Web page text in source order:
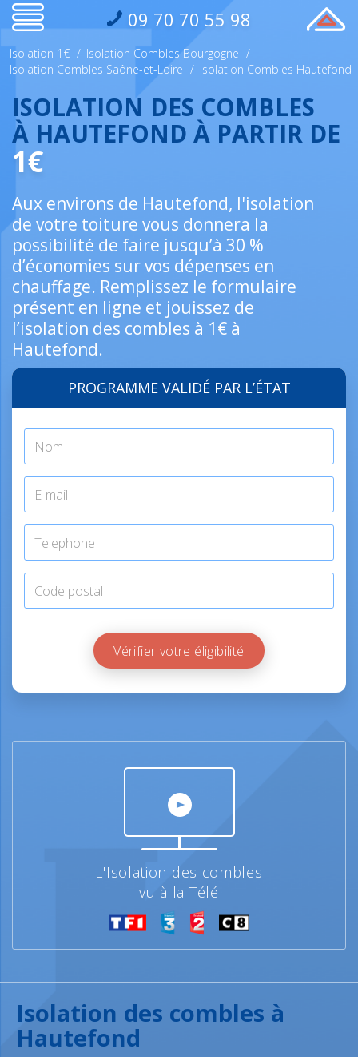
09 70 70 55 98
Isolation 1€ / Isolation Combles Bourgogne /
Isolation Combles Saône-et-Loire / Isolation Combles Hautefond
ISOLATION DES COMBLES
À HAUTEFOND À PARTIR DE
1€
Aux environs de Hautefond, l'isolation
de votre toiture vous donnera la
possibilité de faire jusqu’à 30 %
d’économies sur vos dépenses en
chauffage. Remplissez le formulaire
présent en ligne et jouissez de
l’isolation des combles à 1€ à
Hautefond.
PROGRAMME VALIDÉ PAR L’ÉTAT
Vérifier votre éligibilité
L'Isolation des combles
vu à la Télé
Isolation des combles à
Hautefond